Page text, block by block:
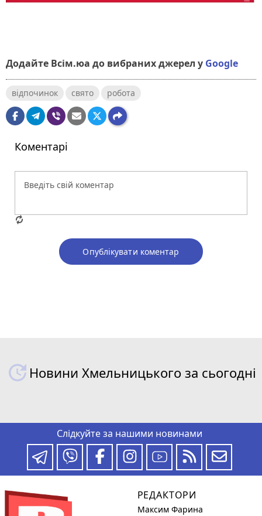
Додайте Всім.юа до вибраних джерел у Google
відпочинок свято робота
Коментарі
Опублікувати коментар
Новини Хмельницького за сьогодні
Слідкуйте за нашими новинами
РЕДАКТОРИ
Максим Фарина